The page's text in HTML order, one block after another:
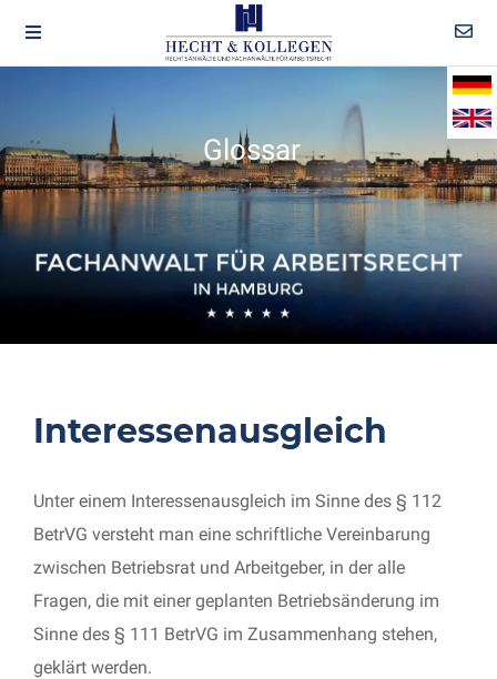
Glossar
Interessenausgleich
Unter einem Interessenausgleich im Sinne des § 112
BetrVG versteht man eine schriftliche Vereinbarung
zwischen Betriebsrat und Arbeitgeber, in der alle
Fragen, die mit einer geplanten Betriebsänderung im
Sinne des § 111 BetrVG im Zusammenhang stehen,
geklärt werden.